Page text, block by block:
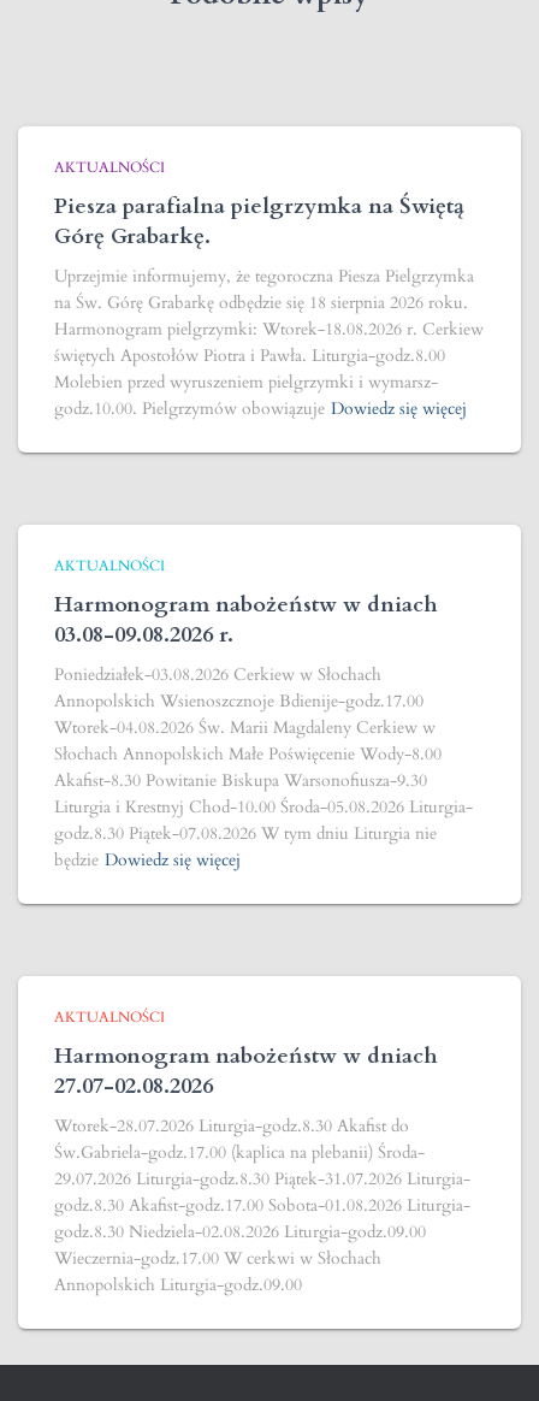
AKTUALNOŚCI
Piesza parafialna pielgrzymka na Świętą
Górę Grabarkę.
Uprzejmie informujemy, że tegoroczna Piesza Pielgrzymka
na Św. Górę Grabarkę odbędzie się 18 sierpnia 2026 roku.
Harmonogram pielgrzymki: Wtorek-18.08.2026 r. Cerkiew
świętych Apostołów Piotra i Pawła. Liturgia-godz.8.00
Molebien przed wyruszeniem pielgrzymki i wymarsz-
godz.10.00. Pielgrzymów obowiązuje Dowiedz się więcej
AKTUALNOŚCI
Harmonogram nabożeństw w dniach
03.08-09.08.2026 r.
Poniedziałek-03.08.2026 Cerkiew w Słochach
Annopolskich Wsienoszcznoje Bdienije-godz.17.00
Wtorek-04.08.2026 Św. Marii Magdaleny Cerkiew w
Słochach Annopolskich Małe Poświęcenie Wody-8.00
Akafist-8.30 Powitanie Biskupa Warsonofiusza-9.30
Liturgia i Krestnyj Chod-10.00 Środa-05.08.2026 Liturgia-
godz.8.30 Piątek-07.08.2026 W tym dniu Liturgia nie
będzie Dowiedz się więcej
AKTUALNOŚCI
Harmonogram nabożeństw w dniach
27.07-02.08.2026
Wtorek-28.07.2026 Liturgia-godz.8.30 Akafist do
Św.Gabriela-godz.17.00 (kaplica na plebanii) Środa-
29.07.2026 Liturgia-godz.8.30 Piątek-31.07.2026 Liturgia-
godz.8.30 Akafist-godz.17.00 Sobota-01.08.2026 Liturgia-
godz.8.30 Niedziela-02.08.2026 Liturgia-godz.09.00
Wieczernia-godz.17.00 W cerkwi w Słochach
Annopolskich Liturgia-godz.09.00